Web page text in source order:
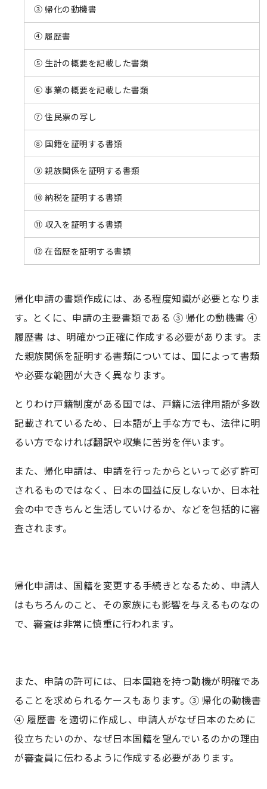
③ 帰化の動機書
④ 履歴書
⑤ 生計の概要を記載した書類
⑥ 事業の概要を記載した書類
⑦ 住民票の写し
⑧ 国籍を証明する書類
⑨ 親族関係を証明する書類
⑩ 納税を証明する書類
⑪ 収入を証明する書類
⑫ 在留歴を証明する書類
帰化申請の書類作成には、ある程度知識が必要となりま
す。とくに、申請の主要書類である ③ 帰化の動機書 ④
履歴書 は、明確かつ正確に作成する必要があります。ま
た親族関係を証明する書類については、国によって書類
や必要な範囲が大きく異なります。
とりわけ戸籍制度がある国では、戸籍に法律用語が多数
記載されているため、日本語が上手な方でも、法律に明
るい方でなければ翻訳や収集に苦労を伴います。
また、帰化申請は、申請を行ったからといって必ず許可
されるものではなく、日本の国益に反しないか、日本社
会の中できちんと生活していけるか、などを包括的に審
査されます。
帰化申請は、国籍を変更する手続きとなるため、申請人
はもちろんのこと、その家族にも影響を与えるものなの
で、審査は非常に慎重に行われます。
また、申請の許可には、日本国籍を持つ動機が明確であ
ることを求められるケースもあります。③ 帰化の動機書
④ 履歴書 を適切に作成し、申請人がなぜ日本のために
役立ちたいのか、なぜ日本国籍を望んでいるのかの理由
が審査員に伝わるように作成する必要があります。